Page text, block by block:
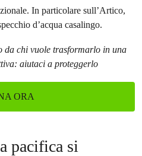
In particolare sull’Artico,
d’acqua casalingo.
da chi vuole trasformarlo in una
aiutaci a proteggerlo
ORA
pacifica si